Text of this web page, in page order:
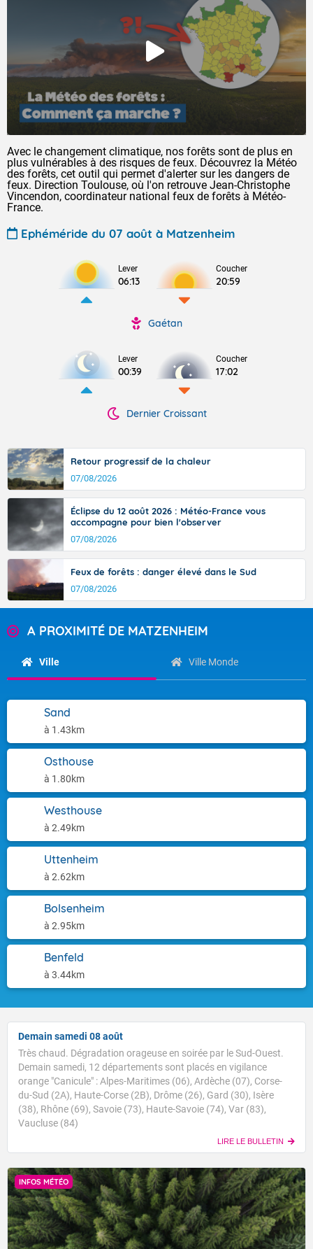
Avec le changement climatique, nos forêts sont de plus en
plus vulnérables à des risques de feux. Découvrez la Météo
des forêts, cet outil qui permet d'alerter sur les dangers de
feux. Direction Toulouse, où l'on retrouve Jean-Christophe
Vincendon, coordinateur national feux de forêts à Météo-
France.
Ephéméride du 07 août à Matzenheim
Lever
06:13
Coucher
20:59
Gaétan
Lever
00:39
Coucher
17:02
Dernier Croissant
Retour progressif de la chaleur
07/08/2026
Éclipse du 12 août 2026 : Météo-France vous
accompagne pour bien l'observer
07/08/2026
Feux de forêts : danger élevé dans le Sud
07/08/2026
A PROXIMITÉ DE MATZENHEIM
Ville Ville Monde
Sand
à 1.43km
Osthouse
à 1.80km
Westhouse
à 2.49km
Uttenheim
à 2.62km
Bolsenheim
à 2.95km
Benfeld
à 3.44km
Demain samedi 08 août
Très chaud. Dégradation orageuse en soirée par le Sud-Ouest.
Demain samedi, 12 départements sont placés en vigilance
orange "Canicule" : Alpes-Maritimes (06), Ardèche (07), Corse-
du-Sud (2A), Haute-Corse (2B), Drôme (26), Gard (30), Isère
(38), Rhône (69), Savoie (73), Haute-Savoie (74), Var (83),
Vaucluse (84)
LIRE LE BULLETIN
INFOS MÉTÉO